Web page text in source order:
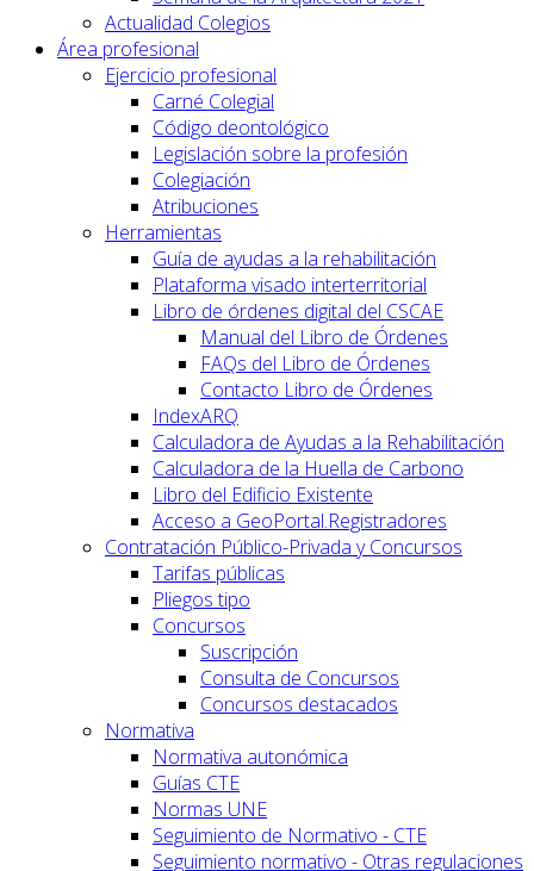
Actualidad Colegios
Área profesional
Ejercicio profesional
Carné Colegial
Código deontológico
Legislación sobre la profesión
Colegiación
Atribuciones
Herramientas
Guía de ayudas a la rehabilitación
Plataforma visado interterritorial
Libro de órdenes digital del CSCAE
Manual del Libro de Órdenes
FAQs del Libro de Órdenes
Contacto Libro de Órdenes
IndexARQ
Calculadora de Ayudas a la Rehabilitación
Calculadora de la Huella de Carbono
Libro del Edificio Existente
Acceso a GeoPortal.Registradores
Contratación Público-Privada y Concursos
Tarifas públicas
Pliegos tipo
Concursos
Suscripción
Consulta de Concursos
Concursos destacados
Normativa
Normativa autonómica
Guías CTE
Normas UNE
Seguimiento de Normativo - CTE
Seguimiento normativo - Otras regulaciones